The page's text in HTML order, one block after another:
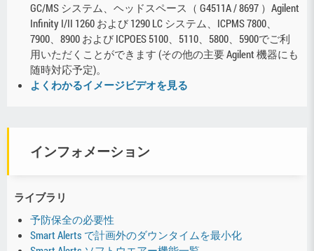
GC/MS システム、ヘッドスペース（ G4511A / 8697 ）Agilent
Infinity I/II 1260 および 1290 LC システム、ICPMS 7800、
7900、8900 および ICPOES 5100、5110、5800、5900でご利
用いただくことができます (その他の主要 Agilent 機器にも
随時対応予定)。
よくわかるイメージビデオを見る
インフォメーション
ライブラリ
予防保全の必要性
Smart Alerts で計画外のダウンタイムを最小化